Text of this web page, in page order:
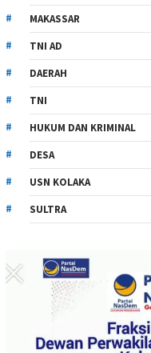
MAKASSAR
TNI AD
DAERAH
TNI
HUKUM DAN KRIMINAL
DESA
USN KOLAKA
SULTRA